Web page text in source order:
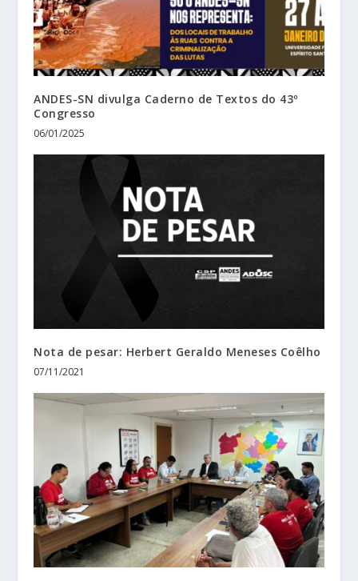
ANDES-SN divulga Caderno de Textos do 43º
Congresso
06/01/2025
Nota de pesar: Herbert Geraldo Meneses Coêlho
07/11/2021